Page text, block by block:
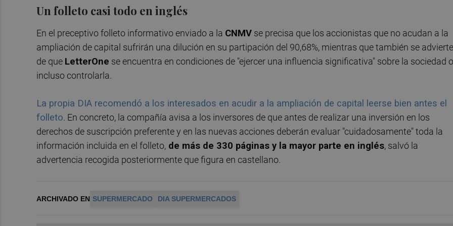
Un folleto casi todo en inglés
En el preceptivo folleto informativo enviado a la CNMV se precisa que los accionistas que no acudan a la
ampliación de capital sufrirán una dilución en su partipación del 90,68%, mientras que también se advierte
de que LetterOne se encuentra en condiciones de "ejercer una influencia significativa" sobre la sociedad o
incluso controlarla.
La propia DIA recomendó a los interesados en acudir a la ampliación de capital leerse bien antes el
folleto. En concreto, la compañía avisa a los inversores de que antes de realizar una inversión en los
derechos de suscripción preferente y en las nuevas acciones deberán evaluar "cuidadosamente" toda la
información incluida en el folleto, de más de 330 páginas y la mayor parte en inglés, salvó la
advertencia recogida posteriormente que figura en castellano.
ARCHIVADO EN SUPERMERCADO DIA SUPERMERCADOS